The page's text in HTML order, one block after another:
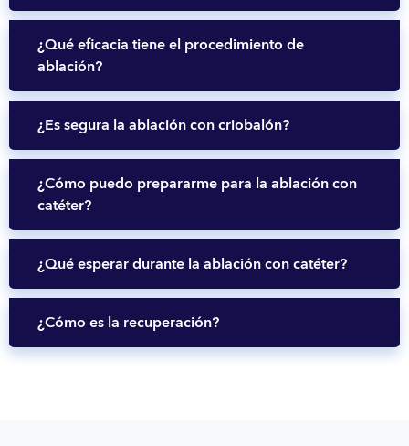
¿Qué eficacia tiene el procedimiento de
ablación?
¿Es segura la ablación con criobalón?
¿Cómo puedo prepararme para la ablación con
catéter?
¿Qué esperar durante la ablación con catéter?
¿Cómo es la recuperación?